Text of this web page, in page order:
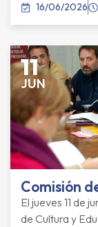
16/06/2026
11
JUN
Comisión
El jueves 11 de
de Cultura y